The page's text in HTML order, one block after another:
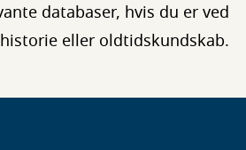
databaser, hvis du er ved
eller oldtidskundskab.